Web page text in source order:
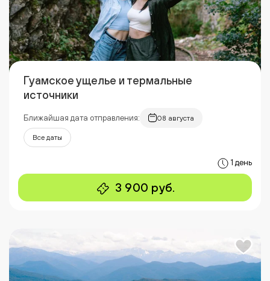
Гуамское ущелье и термальные
источники
Ближайшая дата отправления: 08 августа
Все даты
1 день
3 900 руб.